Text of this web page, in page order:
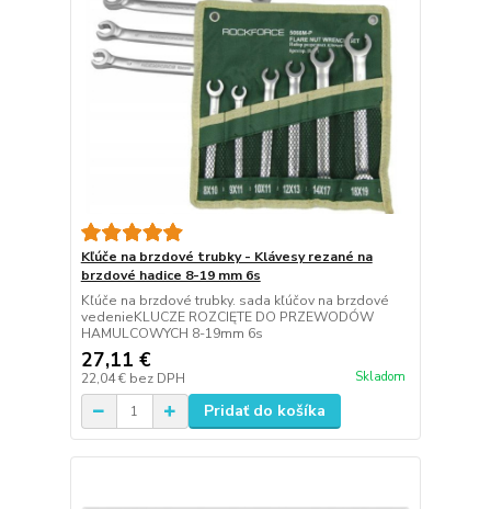
Kľúče na brzdové trubky - Klávesy rezané na
brzdové hadice 8-19 mm 6s
Kľúče na brzdové trubky. sada kľúčov na brzdové
vedenieKLUCZE ROZCIĘTE DO PRZEWODÓW
HAMULCOWYCH 8-19mm 6s
27,11 €
22,04 € bez DPH Skladom
Pridať do košíka